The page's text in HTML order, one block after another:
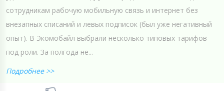
сотрудникам рабочую мобильную связь и интернет без
внезапных списаний и левых подписок (был уже негативный
опыт). В Экомобайл выбрали несколько типовых тарифов
под роли. За полгода не...
Подробнее >>